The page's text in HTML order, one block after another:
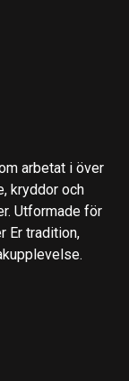
arbetat i över
kryddor och
Utformade för
Er tradition,